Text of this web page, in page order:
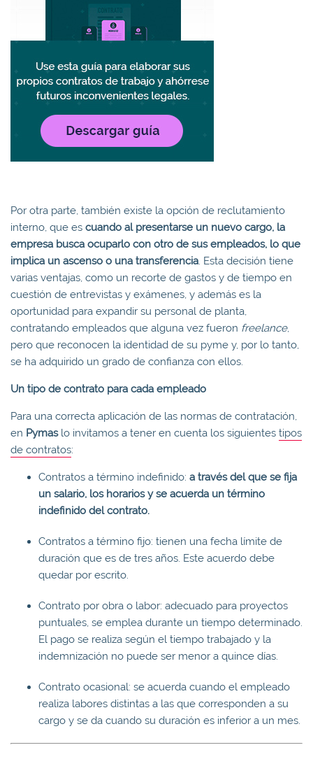
Por otra parte, también existe la opción de reclutamiento
interno, que es cuando al presentarse un nuevo cargo, la
empresa busca ocuparlo con otro de sus empleados, lo que
implica un ascenso o una transferencia. Esta decisión tiene
varias ventajas, como un recorte de gastos y de tiempo en
cuestión de entrevistas y exámenes, y además es la
oportunidad para expandir su personal de planta,
contratando empleados que alguna vez fueron freelance,
pero que reconocen la identidad de su pyme y, por lo tanto,
se ha adquirido un grado de confianza con ellos.
Un tipo de contrato para cada empleado
Para una correcta aplicación de las normas de contratación,
en Pymaslo invitamos a tener en cuenta los siguientes tipos
de contratos:
Contratos a término indefinido: a través del que se fija
un salario, los horarios y se acuerda un término
indefinido del contrato.
Contratos a término fijo: tienen una fecha límite de
duración que es de tres años. Este acuerdo debe
quedar por escrito.
Contrato por obra o labor: adecuado para proyectos
puntuales, se emplea durante un tiempo determinado.
El pago se realiza según el tiempo trabajado y la
indemnización no puede ser menor a quince días.
Contrato ocasional: se acuerda cuando el empleado
realiza labores distintas a las que corresponden a su
cargo y se da cuando su duración es inferior a un mes.